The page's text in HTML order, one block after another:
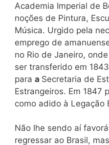
Academia Imperial de
noções de Pintura,
Música. Urgido pela
emprego de
no Rio de Janeiro,
ser transferido em
para a Secretaria de
Estrangeiros. Em 1847
como adido à Legação
Não lhe sendo aí
regressar ao Brasil,